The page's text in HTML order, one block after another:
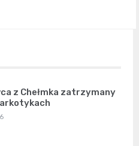
z Chełmka zatrzymany